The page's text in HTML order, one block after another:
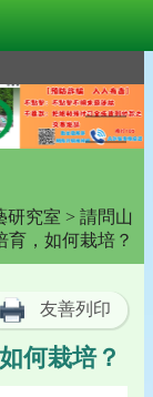
研究室 > 請問山
育，如何栽培？
友善列印
何栽培？